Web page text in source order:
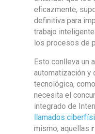
eficazmente,
definitiva para
trabajo
los procesos de
Esto conlleva un
automatización y
tecnológica,
necesita el
integrado de
llamados
mismo, aquellas